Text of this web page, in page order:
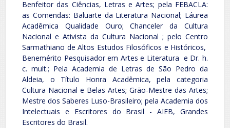
Benfeitor das Ciências, Letras e Artes; pela FEBACLA:
as Comendas: Baluarte da Literatura Nacional; Láurea
Acadêmica Qualidade Ouro; Chanceler da Cultura
Nacional e Ativista da Cultura Nacional ; pelo Centro
Sarmathiano de Altos Estudos Filosóficos e Históricos,
Benemérito Pesquisador em Artes e Literatura e Dr. h.
c. mult.; Pela Academia de Letras de São Pedro da
Aldeia, o Título Honra Acadêmica, pela categoria
Cultura Nacional e Belas Artes; Grão-Mestre das Artes;
Mestre dos Saberes Luso-Brasileiro; pela Academia dos
Intelectuais e Escritores do Brasil - AIEB, Grandes
Escritores do Brasil.